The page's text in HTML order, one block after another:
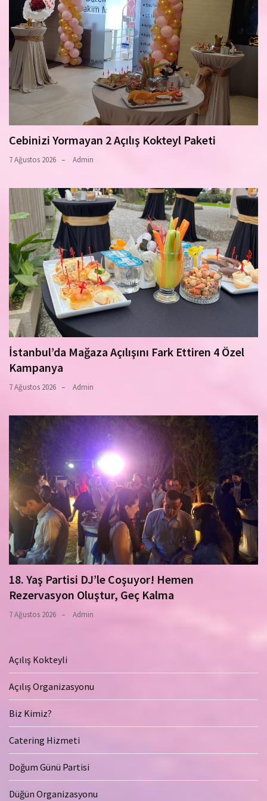
Cebinizi Yormayan 2 Açılış Kokteyl Paketi
7 Ağustos 2026 Admin
İstanbul’da Mağaza Açılışını Fark Ettiren 4 Özel
Kampanya
7 Ağustos 2026 Admin
18. Yaş Partisi DJ’le Coşuyor! Hemen
Rezervasyon Oluştur, Geç Kalma
7 Ağustos 2026 Admin
Açılış Kokteyli
Açılış Organizasyonu
Biz Kimiz?
Catering Hizmeti
Doğum Günü Partisi
Düğün Organizasyonu